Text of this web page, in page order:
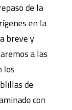
de la
en la
breve y
a las
los
de
con